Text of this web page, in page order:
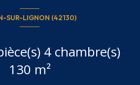
SUR-LIGNON (42130)
130 m²